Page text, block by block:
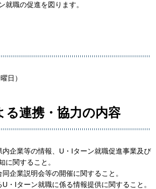
就職の促進を図ります。
日）
連携・協力の内容
内企業等の情報、U・Iターン就職促進事業及び
に関すること。
同企業説明会等の開催に関すること。
U・Iターン就職に係る情報提供に関すること。